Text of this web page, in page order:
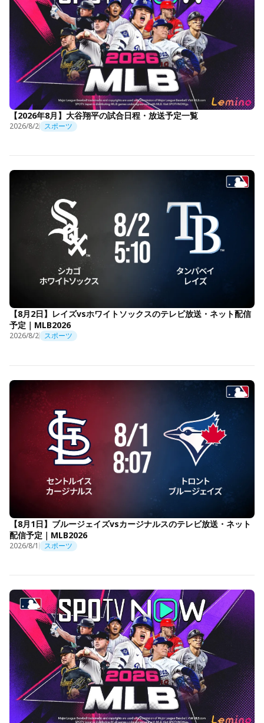
【2026年8月】大谷翔平の試合日程・放送予定一覧
2026/8/2 スポーツ
【8月2日】レイズvsホワイトソックスのテレビ放送・ネット配信
予定｜MLB2026
2026/8/2 スポーツ
【8月1日】ブルージェイズvsカージナルスのテレビ放送・ネット
配信予定｜MLB2026
2026/8/1 スポーツ